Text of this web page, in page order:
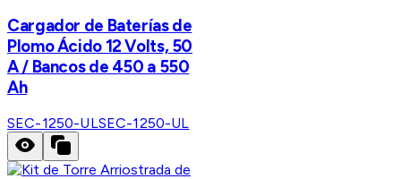
Cargador de Baterías de
Plomo Ácido 12 Volts, 50
A / Bancos de 450 a 550
Ah
SEC-1250-ULSEC-1250-UL